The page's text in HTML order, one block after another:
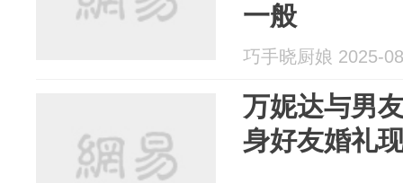
一般
巧手晓厨娘 2025-
万妮达与男
身好友婚礼